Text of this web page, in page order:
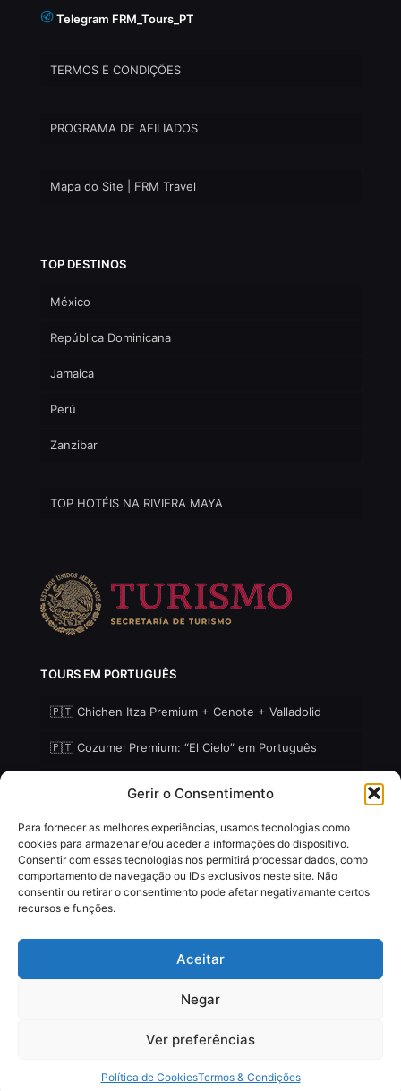
Gerir o Consentimento
Para fornecer as melhores experiências, usamos tecnologias como
cookies para armazenar e/ou aceder a informações do dispositivo.
Consentir com essas tecnologias nos permitirá processar dados, como
comportamento de navegação ou IDs exclusivos neste site. Não
consentir ou retirar o consentimento pode afetar negativamante certos
recursos e funções.
Aceitar
Negar
Ver preferências
Política de CookiesTermos & Condições
Telegram FRM_Tours_PT
TERMOS E CONDIÇÕES
PROGRAMA DE AFILIADOS
Mapa do Site | FRM Travel
TOP DESTINOS
México
República Dominicana
Jamaica
Perú
Zanzibar
TOP HOTÉIS NA RIVIERA MAYA
TOURS EM PORTUGUÊS
🇵🇹 Chichen Itza Premium + Cenote + Valladolid
🇵🇹 Cozumel Premium: “El Cielo” em Português
© 2018 - 2026FRM Travel & FRM Tours(Férias e
Excursões na Riviera Maya), porPerfilpro| Todos os